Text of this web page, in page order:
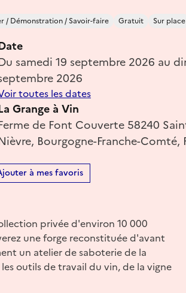
/ Démonstration / Savoir-faire Gratuit Sur place
samedi 19 septembre 2026 au
2026
toutes les dates
Grange à Vin
de Font Couverte 58240
Bourgogne-Franche-Comté,
à mes favoris
privée d'environ 10 000
une forge reconstituée d'avant
un atelier de saboterie de la
outils de travail du vin, de la vigne